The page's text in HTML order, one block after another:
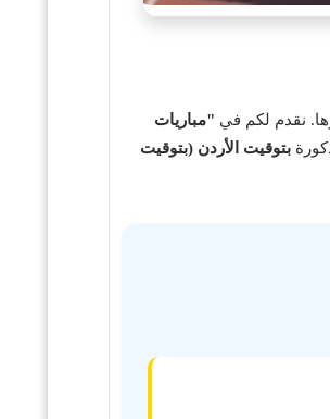
"مباريات
بتوقيت الأردن (بتوقيت